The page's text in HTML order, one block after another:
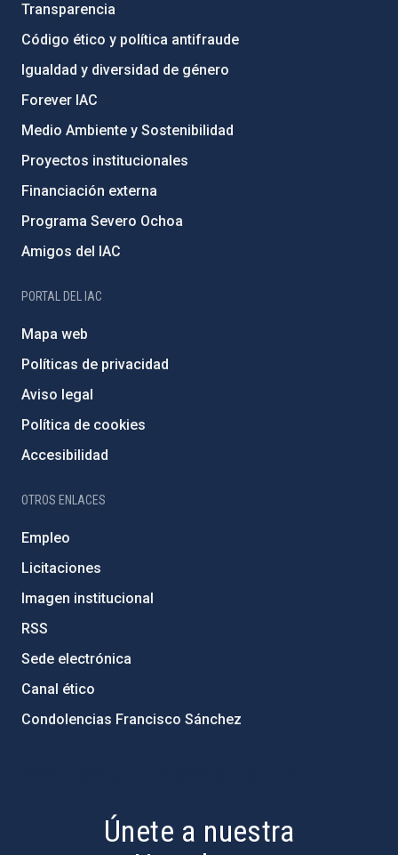
Transparencia
Código ético y política antifraude
Igualdad y diversidad de género
Forever IAC
Medio Ambiente y Sostenibilidad
Proyectos institucionales
Financiación externa
Programa Severo Ochoa
Amigos del IAC
PORTAL DEL IAC
Mapa web
Políticas de privacidad
Aviso legal
Política de cookies
Accesibilidad
OTROS ENLACES
Empleo
Licitaciones
Imagen institucional
RSS
Sede electrónica
Canal ético
Condolencias Francisco Sánchez
Únete a nuestra